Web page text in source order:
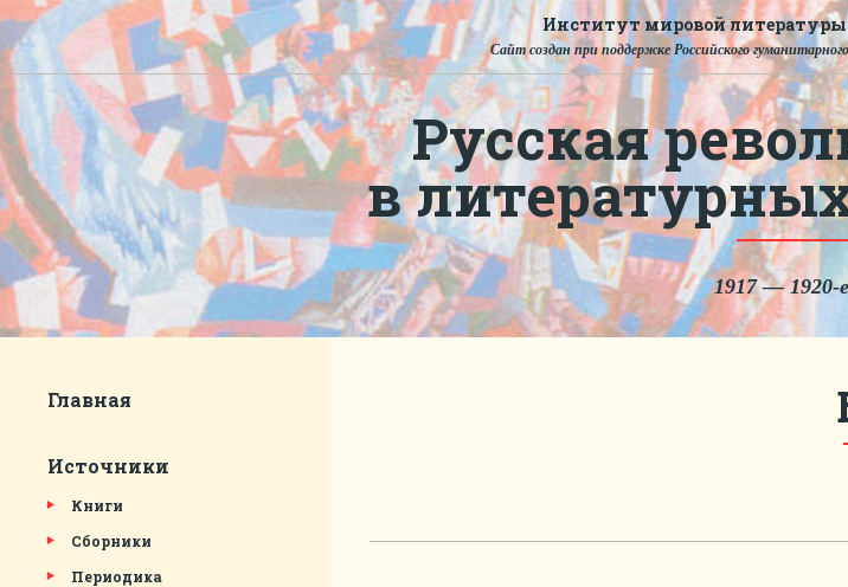
Институт мировой
Сайт создан при поддержке Российского
Русская
в
1917 — 1920-
Главная
Источники
Книги
Сборники
Периодика